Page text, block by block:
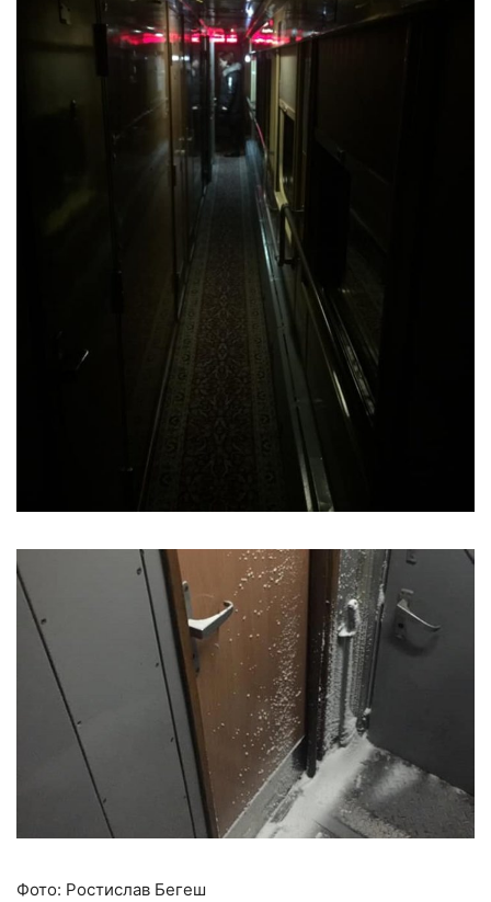
Фото: Ростислав Бегеш